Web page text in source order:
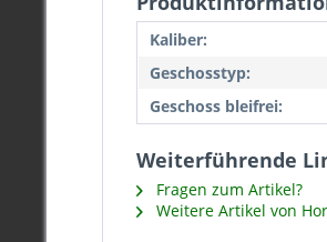
Kaliber:
Geschosstyp:
Geschoss bleifrei:
Weiterführende
Fragen zum Artikel?
Weitere Artikel von